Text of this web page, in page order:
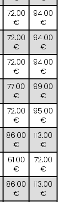
72.00
€
94.00
€
72.00
€
94.00
€
72.00
€
94.00
€
77.00
€
99.00
€
72.00
€
95.00
€
86.00
€
113.00
€
61.00
€
72.00
€
86.00
€
113.00
€